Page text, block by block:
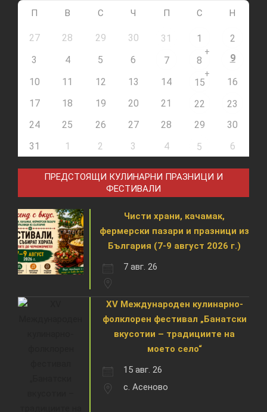
П В С Ч П С Н
27 28 29 30 31 1
2
3
4 5 6 7 8
+
9
10 11 12 13 14 15
+
16
17
18 19 20 21 22
23
24
25 26 27 28 29
30
31
1 2 3 4 5 6
ПРЕДСТОЯЩИ КУЛИНАРНИ ПРАЗНИЦИ И
ФЕСТИВАЛИ
Чисти храни, качамак,
фермерски пазари и празници из
България (7-9 август 2026 г.)
7 авг. 26
XV Международен кулинарно-
фолклорен фестивал „Банатски
вкусотии – традициите на
моето село“
15 авг. 26
с. Асеново